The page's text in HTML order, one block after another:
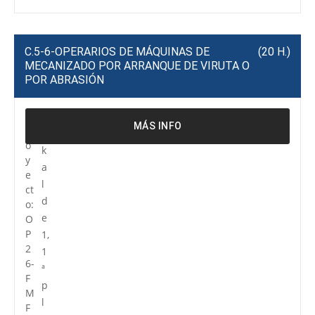
C.5-6-OPERARIOS DE MÁQUINAS DE
MECANIZADO POR ARRANQUE DE VIRUTA O
POR ABRASIÓN
(20 H.)
o
y
e
ct
o:
O
P
2
6-
F
M
F
k
a
l
d
e
1,
1
ª
p
l
MÁS INFO